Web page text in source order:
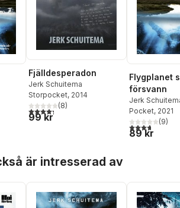
antal röster:
Fjälldesperadon
Jerk Schuitema
Storpocket, 2014
4,3utav 5 stjärnor. Totalt antal röster:
(8)
99 kr
Flygplanet
försvann
Jerk
Pocket, 2021
3,7utav 5(9)
89 kr
är intresserad av